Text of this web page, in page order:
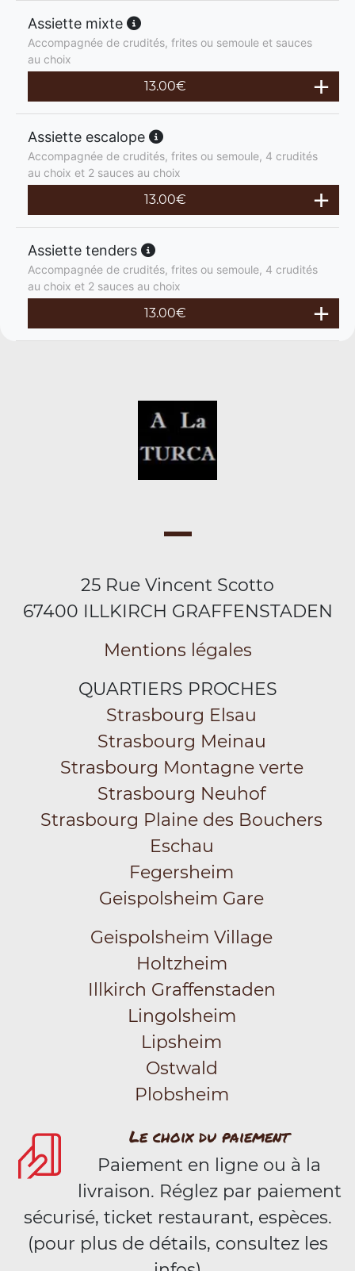
Assiette mixte
Accompagnée de crudités, frites ou semoule et sauces
au choix
13.00€
Assiette escalope
Accompagnée de crudités, frites ou semoule, 4 crudités
au choix et 2 sauces au choix
13.00€
Assiette tenders
Accompagnée de crudités, frites ou semoule, 4 crudités
au choix et 2 sauces au choix
13.00€
25 Rue Vincent Scotto
67400 ILLKIRCH GRAFFENSTADEN
Mentions légales
QUARTIERS PROCHES
Strasbourg Elsau
Strasbourg Meinau
Strasbourg Montagne verte
Strasbourg Neuhof
Strasbourg Plaine des Bouchers
Eschau
Fegersheim
Geispolsheim Gare
Geispolsheim Village
Holtzheim
Illkirch Graffenstaden
Lingolsheim
Lipsheim
Ostwald
Plobsheim
Le choix du paiement
Paiement en ligne ou à la
livraison. Réglez par paiement
sécurisé, ticket restaurant, espèces.
(pour plus de détails, consultez les